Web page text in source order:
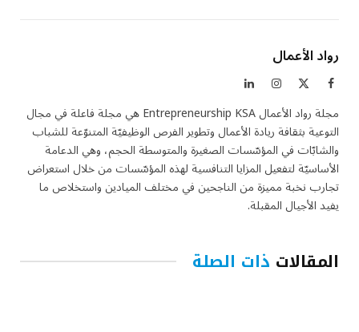
رواد الأعمال
فيسبوك الانستغراملينكدإن
مجلة رواد الأعمال Entrepreneurship KSA هي مجلة فاعلة في مجال
التوعية بثقافة ريادة الأعمال وتطوير الفرص الوظيفيّة المتنوّعة للشباب
والشابّات في المؤسّسات الصغيرة والمتوسطة الحجم، وهي الدعامة
الأساسيّة لتفعيل المزايا التنافسية لهذه المؤسّسات من خلال استعراض
تجارب نخبة مميزة من الناجحين في مختلف الميادين واستخلاص ما
يفيد الأجيال المقبلة.
المقالات ذات الصلة